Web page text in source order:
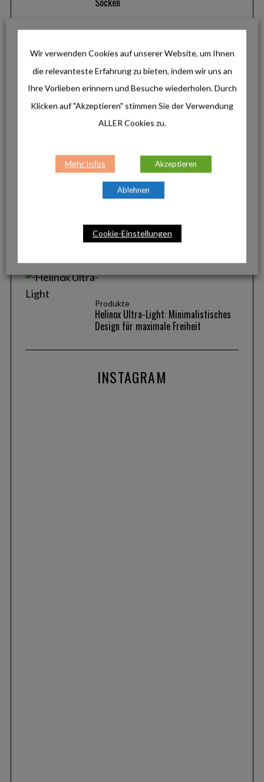
Lifestyle
Outlines von LEUCHTTURM1917: Das
wetterfeste Notizbuch für draußen und
unterwegs
Reise & Inspiration
Gipfelglück, Panoramawegen und
genussvollen Radtouren
Produkte
La Sportiva Ultra Raptor 3: Der robuste
Allrounder für anspruchsvolle Touren
Produkte
Helinox Ultra-Light: Minimalistisches
Design für maximale Freiheit
INSTAGRAM
Wir verwenden Cookies auf unserer Website, um Ihnen
die relevanteste Erfahrung zu bieten, indem wir uns an
Ihre Vorlieben erinnern und Besuche wiederholen. Durch
Klicken auf "Akzeptieren" stimmen Sie der Verwendung
ALLER Cookies zu.
Mehr Infos Akzeptieren
Ablehnen
Cookie-Einstellungen